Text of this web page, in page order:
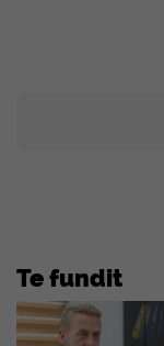
Te fundit